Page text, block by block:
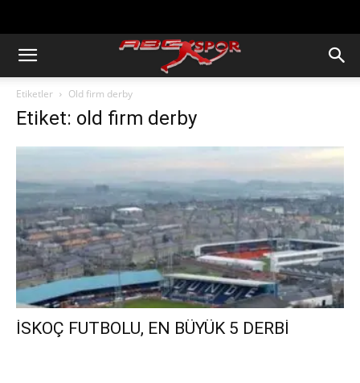
Etiketler Old firm derby
Etiket: old firm derby
İSKOÇ FUTBOLU, EN BÜYÜK 5 DERBİ